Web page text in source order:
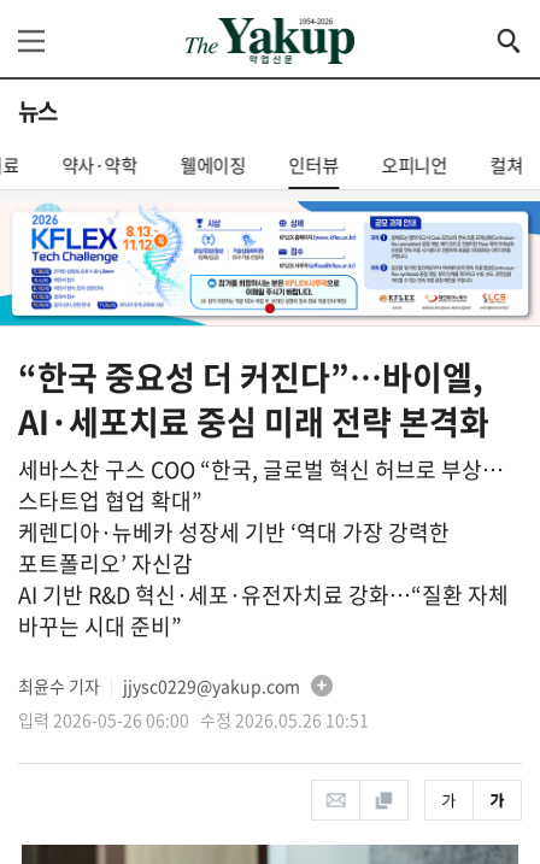
뉴스
약사·약학 웰에이징 인터뷰 오피니언 컬쳐
“한국 중요성 더 커진다”…바이엘,
AI·세포치료 중심 미래 전략 본격화
세바스찬 구스 COO “한국, 글로벌 혁신 허브로 부상…
스타트업 협업 확대”
케렌디아·뉴베카 성장세 기반 ‘역대 가장 강력한
포트폴리오’ 자신감
AI 기반 R&D 혁신·세포·유전자치료 강화…“질환 자체
바꾸는 시대 준비”
최윤수 기자
jjysc0229@yakup.com
입력 2026-05-26 06:00 수정 2026.05.26 10:51